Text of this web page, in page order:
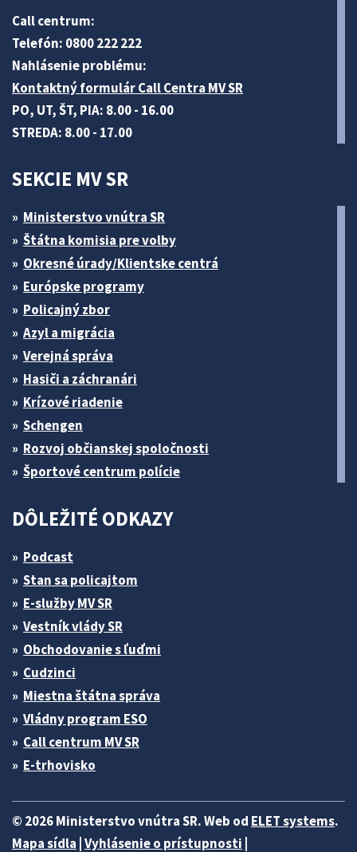
Call centrum:
Telefón: 0800 222 222
Nahlásenie problému:
Kontaktný formulár Call Centra MV SR
PO, UT, ŠT, PIA: 8.00 - 16.00
STREDA: 8.00 - 17.00
SEKCIE MV SR
Ministerstvo vnútra SR
Štátna komisia pre volby
Okresné úrady/Klientske centrá
Európske programy
Policajný zbor
Azyl a migrácia
Verejná správa
Hasiči a záchranári
Krízové riadenie
Schengen
Rozvoj občianskej spoločnosti
Športové centrum polície
DÔLEŽITÉ ODKAZY
Podcast
Stan sa policajtom
E-služby MV SR
Vestník vlády SR
Obchodovanie s ľuďmi
Cudzinci
Miestna štátna správa
Vládny program ESO
Call centrum MV SR
E-trhovisko
© 2026 Ministerstvo vnútra SR. Web od ELET systems.
Mapa sídla Vyhlásenie o prístupnosti